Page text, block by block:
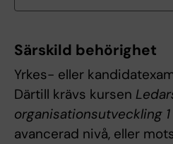
Särskild behörighet
Yrkes- eller
Därtill krävs kursen
organisationsutveckling 1
avancerad nivå, eller